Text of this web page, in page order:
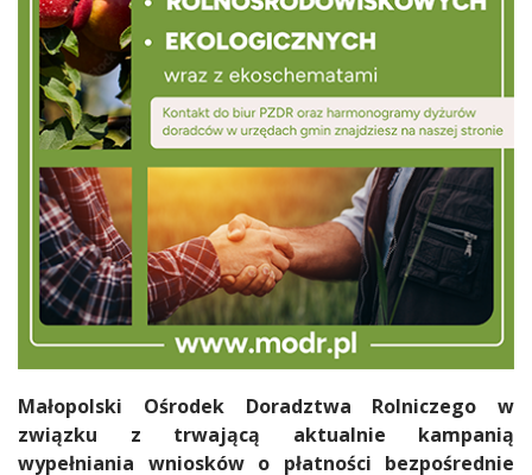
Treść
Małopolski Ośrodek Doradztwa Rolniczego w
związku z trwającą aktualnie kampanią
wypełniania wniosków o płatności bezpośrednie